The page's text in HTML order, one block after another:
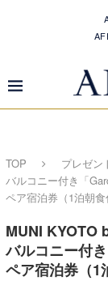
TOP プレゼン
バルコニー付き「
ペア宿泊券（1泊朝食
MUNI KYOTO
バルコニー付
ペア宿泊券（1